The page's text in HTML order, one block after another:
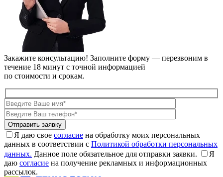
Закажите консультацию! Заполните форму — перезвоним в
течение 18 минут с точной информацией
по стоимости и срокам.
Я даю свое согласие на обработку моих персональных
данных в соответствии с Политикой обработки персональных
данных. Данное поле обязательное для отправки заявки.
Я
даю согласие на получение рекламных и информационных
рассылок.